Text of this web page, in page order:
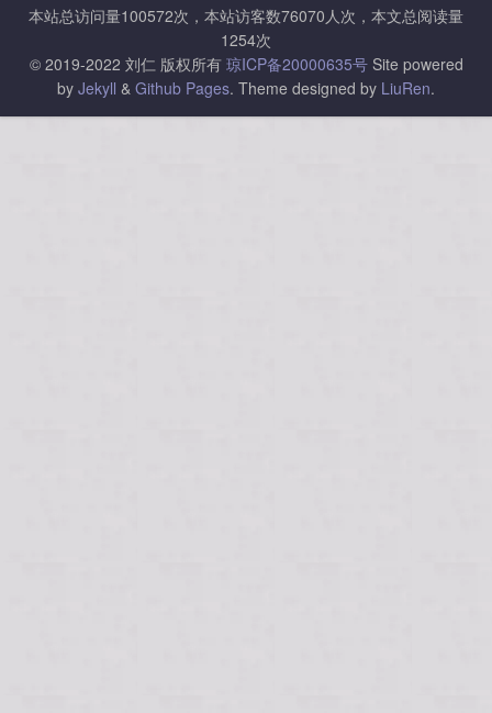
本站总访问量100572次，本站访客数76070人次，本文总阅读量
1254次
© 2019-2022 刘仁 版权所有 琼ICP备20000635号 Site powered
by Jekyll & Github Pages. Theme designed by LiuRen.